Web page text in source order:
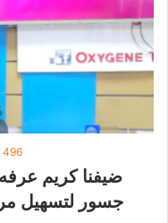
496
جسور لتسهيل